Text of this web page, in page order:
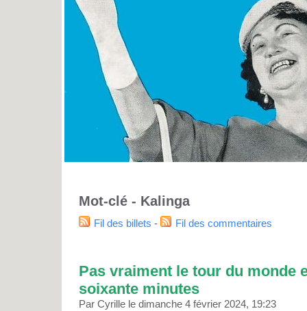
Mot-clé - Kalinga
Fil des billets - Fil des commentaires
Pas vraiment le tour du monde
soixante minutes
Par Cyrille le dimanche 4 février 2024, 19:23